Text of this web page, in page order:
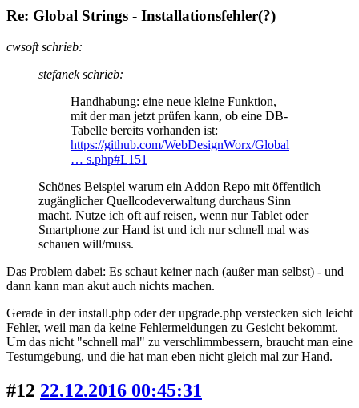
Re: Global Strings - Installationsfehler(?)
cwsoft schrieb:
stefanek schrieb:
Handhabung: eine neue kleine Funktion,
mit der man jetzt prüfen kann, ob eine DB-
Tabelle bereits vorhanden ist:
https://github.com/WebDesignWorx/Global
… s.php#L151
Schönes Beispiel warum ein Addon Repo mit öffentlich
zugänglicher Quellcodeverwaltung durchaus Sinn
macht. Nutze ich oft auf reisen, wenn nur Tablet oder
Smartphone zur Hand ist und ich nur schnell mal was
schauen will/muss.
Das Problem dabei: Es schaut keiner nach (außer man selbst) - und
dann kann man akut auch nichts machen.
Gerade in der install.php oder der upgrade.php verstecken sich leicht
Fehler, weil man da keine Fehlermeldungen zu Gesicht bekommt.
Um das nicht "schnell mal" zu verschlimmbessern, braucht man eine
Testumgebung, und die hat man eben nicht gleich mal zur Hand.
#12 22.12.2016 00:45:31